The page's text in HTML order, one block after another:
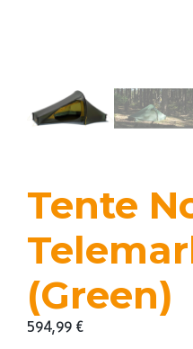
Tente
(Green)
594,99€